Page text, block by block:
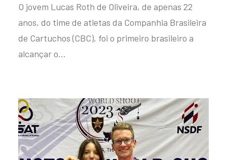
O jovem Lucas Roth de Oliveira, de apenas 22
anos, do time de atletas da Companhia Brasileira
de Cartuchos (CBC), foi o primeiro brasileiro a
alcançar o…